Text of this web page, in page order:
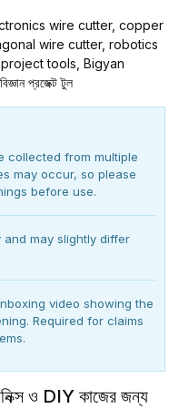
wire cutter, copper
wire cutter, robotics
tools, Bigyan
প্রজেক্ট টুল
collected from multiple
may occur, so please
before use.
may slightly differ
video showing the
Required for claims
ও DIY কাজের জন্য